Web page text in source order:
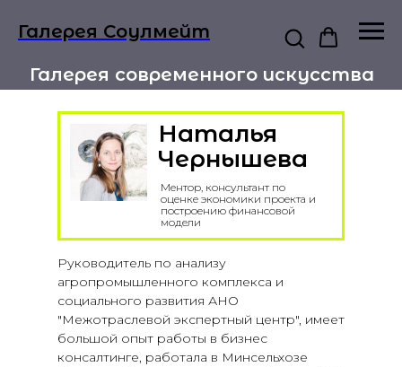
Галерея Соулмейт
Галерея современного искусства
Ментор, консультант по
оценке экономики проекта и
построению финансовой
модели
Руководитель по анализу
агропромышленного комплекса и
социального развития АНО
"Межотраслевой экспертный центр", имеет
большой опыт работы в бизнес
консалтинге, работала в Минсельхозе
Наталья
Чернышева